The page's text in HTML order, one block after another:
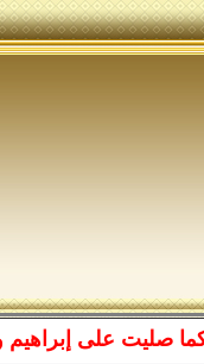
على إبراهيم